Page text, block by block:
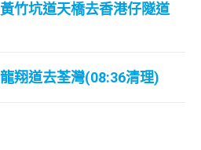
竹坑道天橋去香港仔隧道
翔道去荃灣(08:36清理)